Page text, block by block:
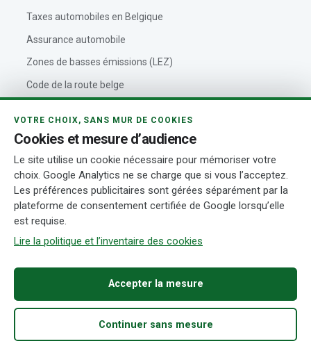
Taxes automobiles en Belgique
Assurance automobile
Zones de basses émissions (LEZ)
Code de la route belge
Outils automobiles
À propos de VoitureBelgique
Politique éditoriale
Contact
Rédaction et auteurs
Transparence
Accueil Acheter Fiabilité Démarches Recherche
VOTRE CHOIX, SANS MUR DE COOKIES
Cookies et mesure d’audience
Le site utilise un cookie nécessaire pour mémoriser votre
choix. Google Analytics ne se charge que si vous l’acceptez.
Les préférences publicitaires sont gérées séparément par la
plateforme de consentement certifiée de Google lorsqu’elle
est requise.
Lire la politique et l’inventaire des cookies
Accepter la mesure
Continuer sans mesure